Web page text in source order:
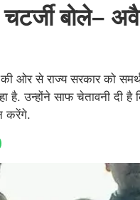
बोले–
की ओर से राज्य सरकार को
है. उन्होंने साफ चेतावनी
करेंगे.